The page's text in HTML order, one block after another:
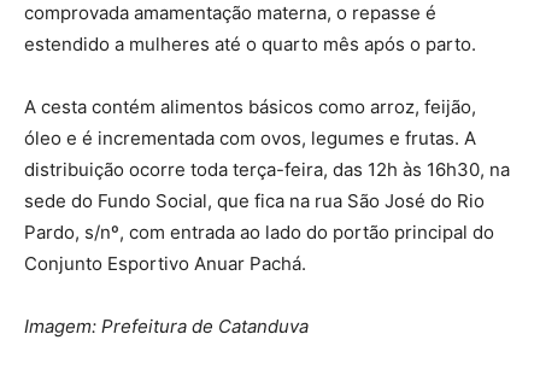
comprovada amamentação materna, o repasse é
estendido a mulheres até o quarto mês após o parto.
A cesta contém alimentos básicos como arroz, feijão,
óleo e é incrementada com ovos, legumes e frutas. A
distribuição ocorre toda terça-feira, das 12h às 16h30, na
sede do Fundo Social, que fica na rua São José do Rio
Pardo, s/nº, com entrada ao lado do portão principal do
Conjunto Esportivo Anuar Pachá.
Imagem: Prefeitura de Catanduva